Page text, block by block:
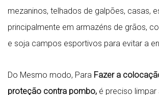
mezaninos, telhados de galpões, casas,
principalmente em armazéns de grãos,
e soja campos esportivos para evitar a
Do Mesmo modo, Para Fazer a
proteção contra pombo, é preciso